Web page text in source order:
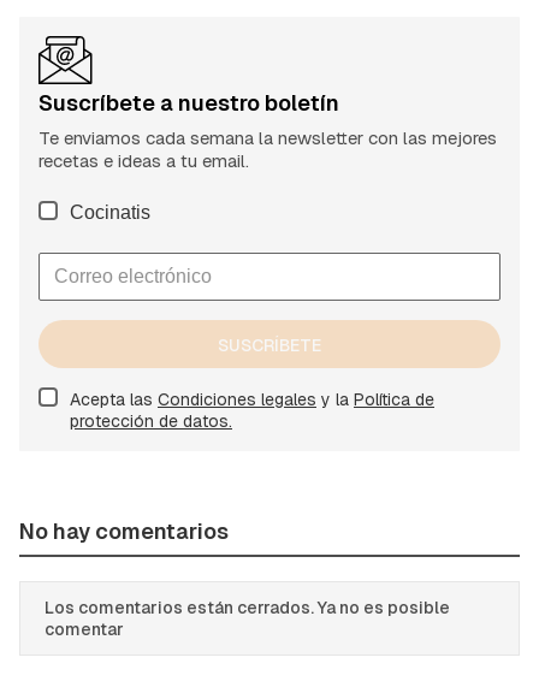
Suscríbete a nuestro boletín
Te enviamos cada semana la newsletter con las mejores
recetas e ideas a tu email.
Cocinatis
SUSCRÍBETE
Acepta las Condiciones legales y la Política de
protección de datos.
No hay comentarios
Los comentarios están cerrados. Ya no es posible
comentar